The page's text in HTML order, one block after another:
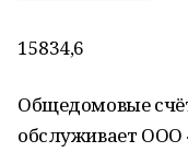
15834,6
Общедомовые
обслуживает ООО